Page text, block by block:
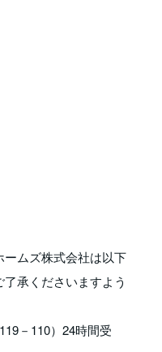
ムズ株式会社は以下
承くださいますよう
－110）24時間受